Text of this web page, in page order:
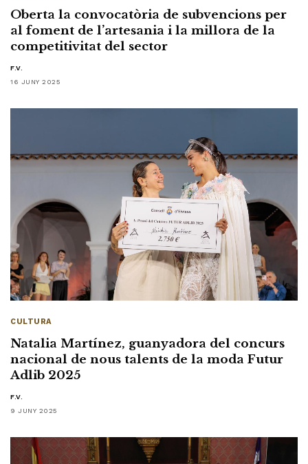
Oberta la convocatòria de subvencions per
al foment de l’artesania i la millora de la
competitivitat del sector
F.V.
16 JUNY 2025
CULTURA
Natalia Martínez, guanyadora del concurs
nacional de nous talents de la moda Futur
Adlib 2025
F.V.
9 JUNY 2025